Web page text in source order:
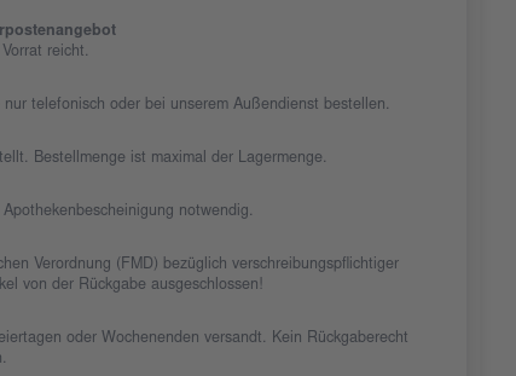
reicht.
nur telefonisch oder bei unserem Außendienst bestellen.
Bestellmenge ist maximal der Lagermenge.
notwendig.
Verordnung (FMD) bezüglich verschreibungspflichtiger
von der Rückgabe ausgeschlossen!
oder Wochenenden versandt. Kein Rückgaberecht